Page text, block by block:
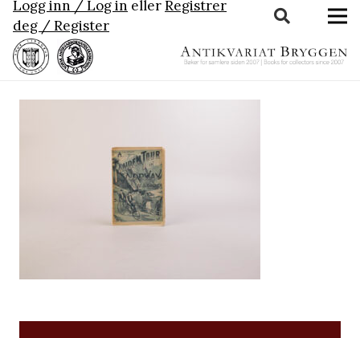
Logg inn / Log in ellerRegistrer
deg / Register